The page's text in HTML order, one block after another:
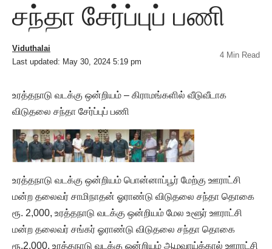
சந்தா சேர்ப்புப் பணி
Last updated: May 30, 2024 5:19 pm
Viduthalai
4 Min Read
உரத்தநாடு வடக்கு ஒன்றியம் – கிராமங்களில் வீடுவீடாக
விடுதலை சந்தா சேர்ப்புப் பணி
உரத்தநாடு வடக்கு ஒன்றியம் பொன்னாப்பூர் மேற்கு ஊராட்சி
மன்ற தலைவர் சாமிநாதன் ஓராண்டு விடுதலை சந்தா தொகை
ரூ. 2,000, உரத்தநாடு வடக்கு ஒன்றியம் மேல உளூர் ஊராட்சி
மன்ற தலைவர் சங்கர் ஓராண்டு விடுதலை சந்தா தொகை
ரூ.2,000, உரத்தநாடு வடக்கு ஒன்றியம் ஆழவாய்க்கால் ஊராட்சி